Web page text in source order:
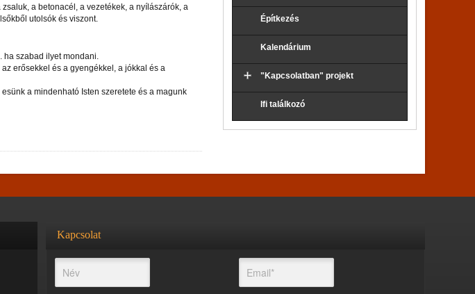
a betonacél, a vezetékek, a nyílászárók, a
utolsók és viszont.
szabad ilyet mondani.
erősekkel és a gyengékkel, a jókkal és a
a mindenható Isten szeretete és a magunk
Építkezés
Kalendárium
"Kapcsolatban" projekt
Ifi találkozó
Kapcsolat